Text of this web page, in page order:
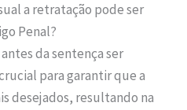
a retratação pode ser
Penal?
da sentença ser
para garantir que a
desejados, resultando na